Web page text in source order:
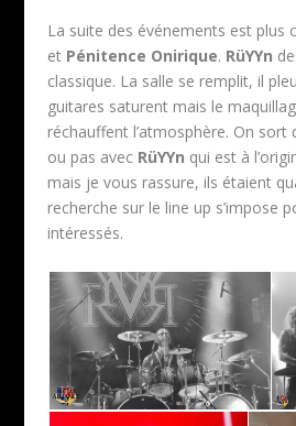
La suite des événements est plus
et Pénitence Onirique. RüYYn
classique. La salle se remplit, il
guitares saturent mais le
réchauffent l’atmosphère. On sort
ou pas avec RüYYn qui est à
mais je vous rassure, ils étaient
recherche sur le line up s’impose
intéressés.